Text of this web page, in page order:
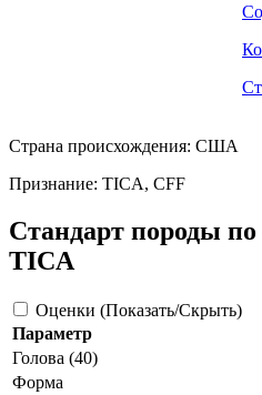
Страна происхождения: США
Признание: TICA, CFF
Стандарт породы
TICA
Оценки (Показать/Скрыть)
Параметр
Голова (40)
Форма